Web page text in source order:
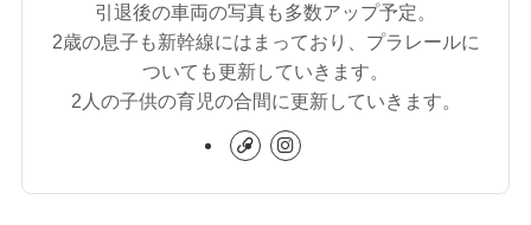
引退後の車両の写真も多数アップ予定。
2歳の息子も新幹線にはまっており、プラレールに
ついても更新していきます。
2人の子供の育児の合間に更新していきます。